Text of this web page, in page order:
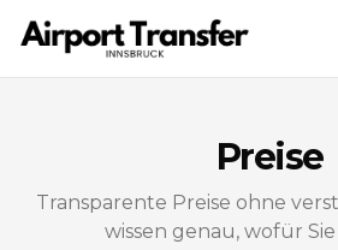
Preise
Transparente Preise ohne
wissen genau, wofür